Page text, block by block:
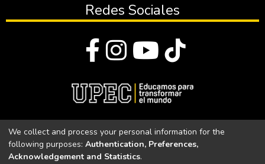
Redes Sociales
Universidad Politécnica Estatal del Carchi
We collect and process your personal information for the
following purposes: Authentication, Preferences,
Acknowledgement and Statistics.